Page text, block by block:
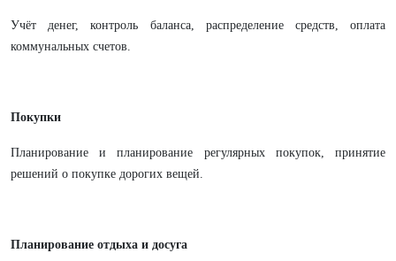
Учёт денег, контроль баланса, распределение средств, оплата
коммунальных счетов.
Покупки
Планирование и планирование регулярных покупок, принятие
решений о покупке дорогих вещей.
Планирование отдыха и досуга